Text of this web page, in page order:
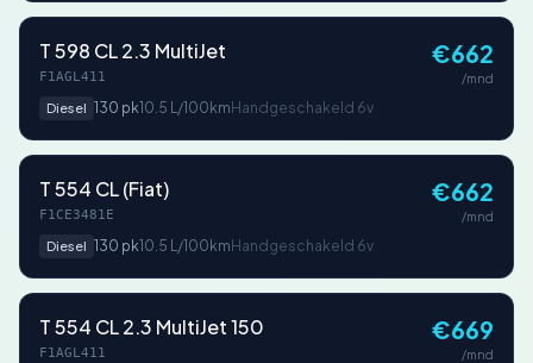
T 598 CL 2.3 MultiJet
F1AGL411
Diesel 130 pk10.5 L/100km Handgeschakeld 6v
€662
/mnd
T 554 CL (Fiat)
F1CE3481E
Diesel 130 pk10.5 L/100km Handgeschakeld 6v
€662
/mnd
T 554 CL 2.3 MultiJet 150
F1AGL411
€669
/mnd